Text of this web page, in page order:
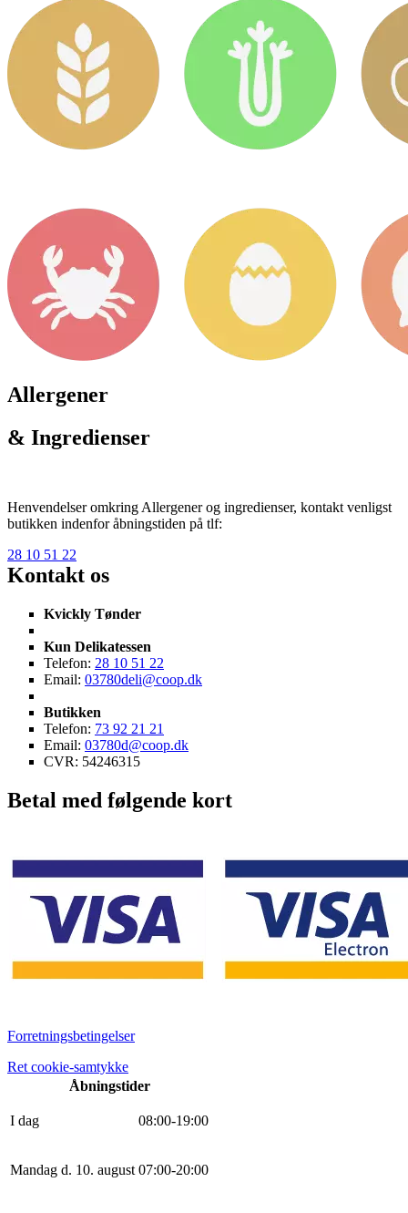
Allergener
& Ingredienser
Henvendelser omkring Allergener og ingredienser, kontakt venligst
butikken indenfor åbningstiden på tlf:
28 10 51 22
Kontakt os
Kvickly Tønder
Kun Delikatessen
Telefon: 28 10 51 22
Email: 03780deli@coop.dk
Butikken
Telefon: 73 92 21 21
Email: 03780d@coop.dk
CVR: 54246315
Betal med følgende kort
Forretningsbetingelser
Ret cookie-samtykke
Åbningstider
I dag 08:00-19:00
Mandag d. 10. august 07:00-20:00